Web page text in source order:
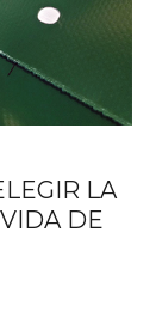
LA
DE